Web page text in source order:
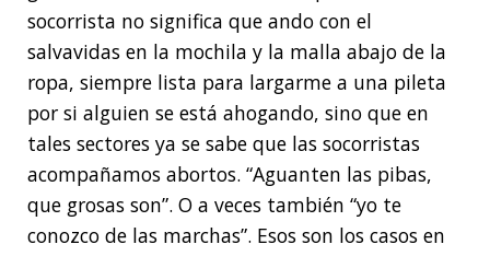
socorrista no significa que ando con el
salvavidas en la mochila y la malla abajo de la
ropa, siempre lista para largarme a una pileta
por si alguien se está ahogando, sino que en
tales sectores ya se sabe que las socorristas
acompañamos abortos. “Aguanten las pibas,
que grosas son”. O a veces también “yo te
conozco de las marchas”. Esos son los casos en